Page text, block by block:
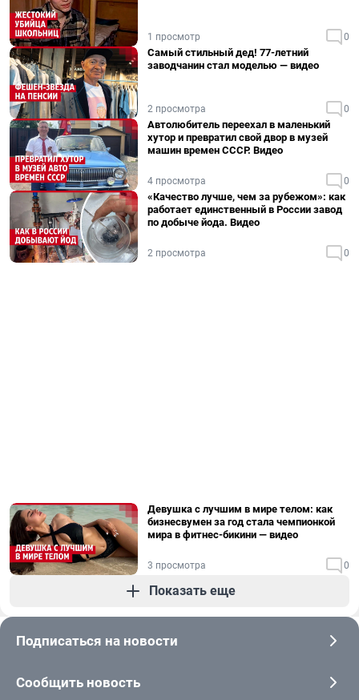
1 просмотр 0
Самый стильный дед! 77-летний
заводчанин стал моделью — видео
2 просмотра 0
Автолюбитель переехал в маленький
хутор и превратил свой двор в музей
машин времен СССР. Видео
4 просмотра 0
«Качество лучше, чем за рубежом»: как
работает единственный в России завод
по добыче йода. Видео
2 просмотра 0
Девушка с лучшим в мире телом: как
бизнесвумен за год стала чемпионкой
мира в фитнес-бикини — видео
3 просмотра 0
Показать еще
Подписаться на новости
Сообщить новость